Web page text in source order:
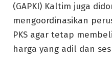
(GAPKI) Kaltim juga
mengoordinasikan
PKS agar tetap
harga yang adil dan